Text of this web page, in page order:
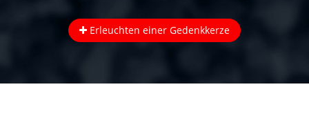
Erleuchten einer Gedenkkerze